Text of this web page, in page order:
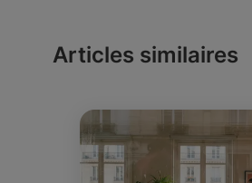
Articles similaires